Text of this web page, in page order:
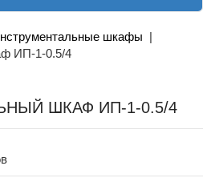
шкафы |
ИП-1-0.5/4
ШКАФ ИП-1-0.5/4